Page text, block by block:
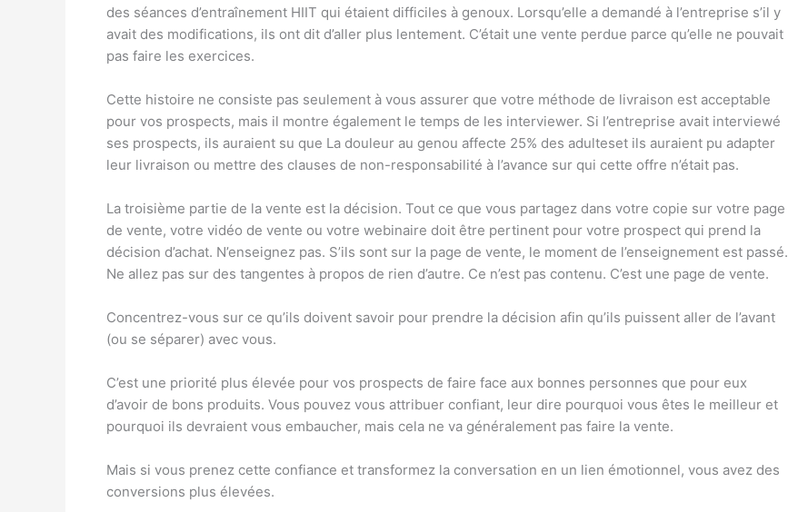
des séances d’entraînement HIIT qui étaient difficiles à genoux. Lorsqu’elle a demandé à l’entreprise s’il y
avait des modifications, ils ont dit d’aller plus lentement. C’était une vente perdue parce qu’elle ne pouvait
pas faire les exercices.
Cette histoire ne consiste pas seulement à vous assurer que votre méthode de livraison est acceptable
pour vos prospects, mais il montre également le temps de les interviewer. Si l’entreprise avait interviewé
ses prospects, ils auraient su que La douleur au genou affecte 25% des adulteset ils auraient pu adapter
leur livraison ou mettre des clauses de non-responsabilité à l’avance sur qui cette offre n’était pas.
La troisième partie de la vente est la décision. Tout ce que vous partagez dans votre copie sur votre page
de vente, votre vidéo de vente ou votre webinaire doit être pertinent pour votre prospect qui prend la
décision d’achat. N’enseignez pas. S’ils sont sur la page de vente, le moment de l’enseignement est passé.
Ne allez pas sur des tangentes à propos de rien d’autre. Ce n’est pas contenu. C’est une page de vente.
Concentrez-vous sur ce qu’ils doivent savoir pour prendre la décision afin qu’ils puissent aller de l’avant
(ou se séparer) avec vous.
C’est une priorité plus élevée pour vos prospects de faire face aux bonnes personnes que pour eux
d’avoir de bons produits. Vous pouvez vous attribuer confiant, leur dire pourquoi vous êtes le meilleur et
pourquoi ils devraient vous embaucher, mais cela ne va généralement pas faire la vente.
Mais si vous prenez cette confiance et transformez la conversation en un lien émotionnel, vous avez des
conversions plus élevées.